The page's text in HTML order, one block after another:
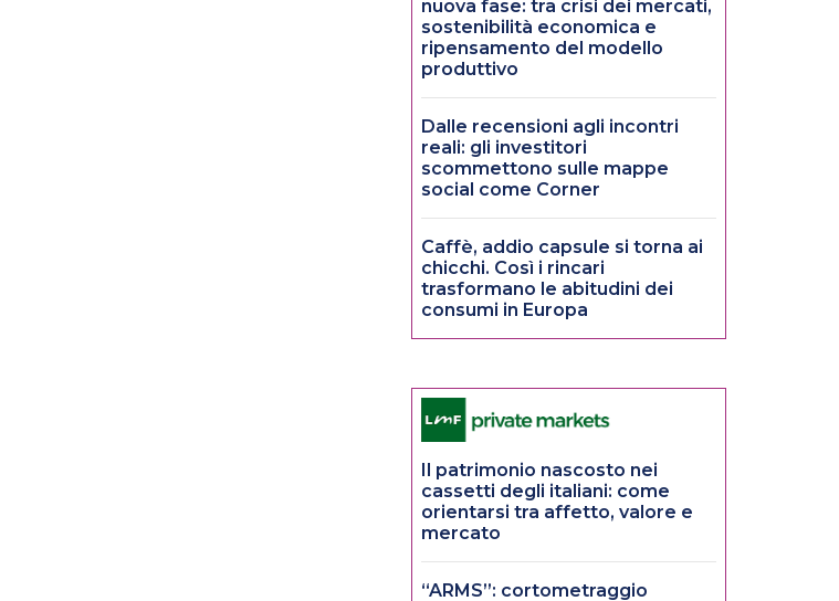
nuova fase: tra crisi dei mercati,
sostenibilità economica e
ripensamento del modello
produttivo
Dalle recensioni agli incontri
reali: gli investitori
scommettono sulle mappe
social come Corner
Caffè, addio capsule si torna ai
chicchi. Così i rincari
trasformano le abitudini dei
consumi in Europa
Il patrimonio nascosto nei
cassetti degli italiani: come
orientarsi tra affetto, valore e
mercato
“ARMS”: cortometraggio